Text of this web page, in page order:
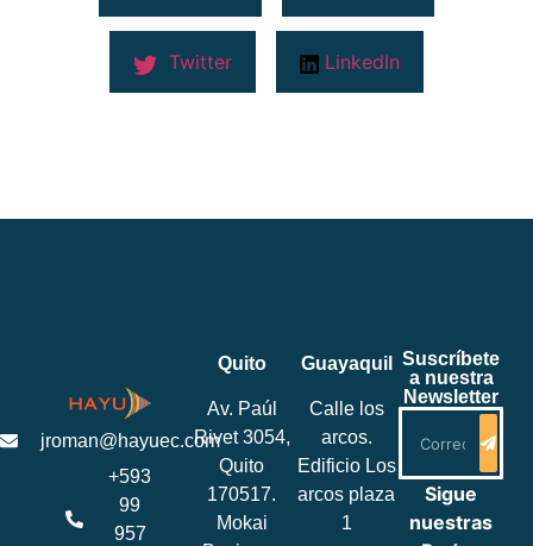
Twitter LinkedIn
jroman@hayuec.com
+593
99
957
Quito
Av. Paúl
Rivet 3054,
Quito
170517.
Mokai
Guayaquil
Calle los
arcos.
Edificio Los
arcos plaza
1
Suscríbete
a nuestra
Newsletter
Sigue
nuestras